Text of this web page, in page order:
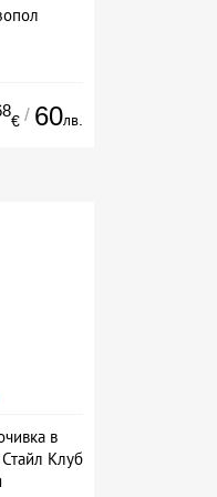
€ / 60лв.
в
Клуб